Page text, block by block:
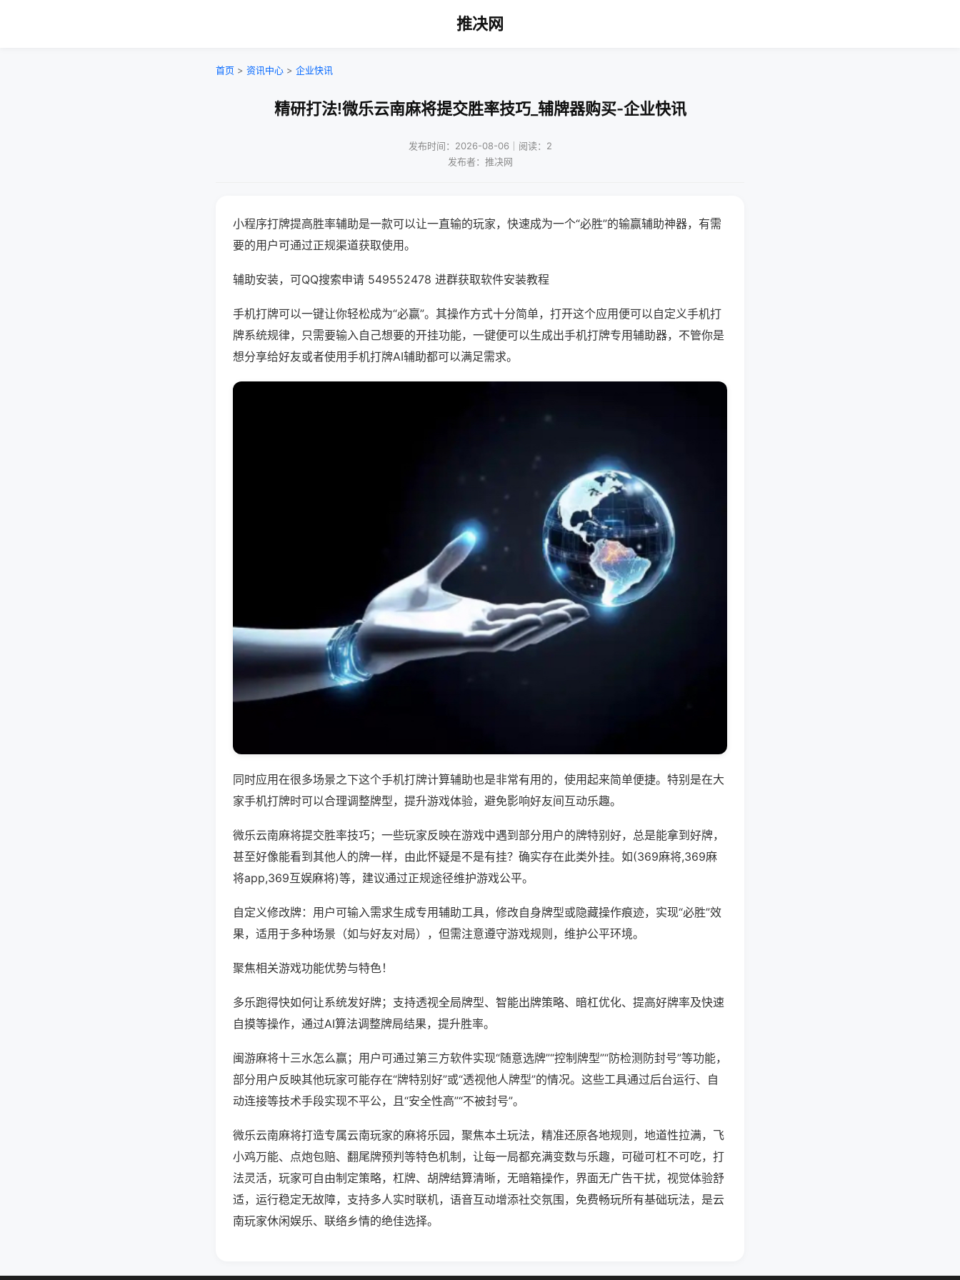
推决网
首页 > 资讯中心 > 企业快讯
精研打法!微乐云南麻将提交胜率技巧_辅牌器购买-企业快讯
发布时间：2026-08-06｜阅读：2
发布者：推决网
小程序打牌提高胜率辅助是一款可以让一直输的玩家，快速成为一个“必胜”的输赢辅助神器，有需
要的用户可通过正规渠道获取使用。
辅助安装，可QQ搜索申请 549552478 进群获取软件安装教程
手机打牌可以一键让你轻松成为“必赢”。其操作方式十分简单，打开这个应用便可以自定义手机打
牌系统规律，只需要输入自己想要的开挂功能，一键便可以生成出手机打牌专用辅助器，不管你是
想分享给好友或者使用手机打牌AI辅助都可以满足需求。
同时应用在很多场景之下这个手机打牌计算辅助也是非常有用的，使用起来简单便捷。特别是在大
家手机打牌时可以合理调整牌型，提升游戏体验，避免影响好友间互动乐趣。
微乐云南麻将提交胜率技巧；一些玩家反映在游戏中遇到部分用户的牌特别好，总是能拿到好牌，
甚至好像能看到其他人的牌一样，由此怀疑是不是有挂？确实存在此类外挂。如(369麻将,369麻
将app,369互娱麻将)等，建议通过正规途径维护游戏公平。
自定义修改牌：用户可输入需求生成专用辅助工具，修改自身牌型或隐藏操作痕迹，实现“必胜”效
果，适用于多种场景（如与好友对局），但需注意遵守游戏规则，维护公平环境。
聚焦相关游戏功能优势与特色！
多乐跑得快如何让系统发好牌；支持透视全局牌型、智能出牌策略、暗杠优化、提高好牌率及快速
自摸等操作，通过AI算法调整牌局结果，提升胜率。
闽游麻将十三水怎么赢；用户可通过第三方软件实现“随意选牌”“控制牌型”“防检测防封号”等功能，
部分用户反映其他玩家可能存在“牌特别好”或“透视他人牌型”的情况。这些工具通过后台运行、自
动连接等技术手段实现不平公，且“安全性高”“不被封号”。
微乐云南麻将打造专属云南玩家的麻将乐园，聚焦本土玩法，精准还原各地规则，地道性拉满，飞
小鸡万能、点炮包赔、翻尾牌预判等特色机制，让每一局都充满变数与乐趣，可碰可杠不可吃，打
法灵活，玩家可自由制定策略，杠牌、胡牌结算清晰，无暗箱操作，界面无广告干扰，视觉体验舒
适，运行稳定无故障，支持多人实时联机，语音互动增添社交氛围，免费畅玩所有基础玩法，是云
南玩家休闲娱乐、联络乡情的绝佳选择。